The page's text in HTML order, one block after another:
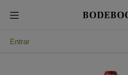
Entrar